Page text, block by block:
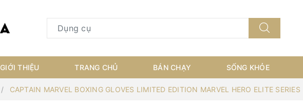
GIỚI THIỆU TRANG CHỦ BÁN CHẠY SỐNG KHỎE
CAPTAIN MARVEL BOXING GLOVES LIMITED EDITION MARVEL HERO ELITE SERIES